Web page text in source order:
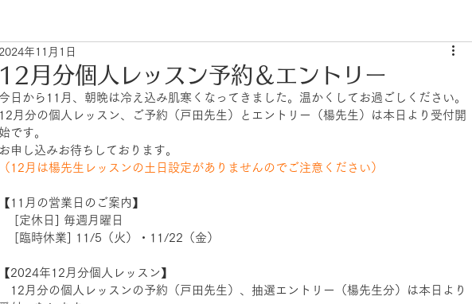
コンサート
12月分個人レッスン予約＆エントリー
2024年11月1日
今日から11月、朝晩は冷え込み肌寒くなってきました。温かくしてお過ごしください。
12月分の個人レッスン、ご予約（戸田先生）とエントリー（楊先生）は本日より受付開
始です。
お申し込みお待ちしております。
（12月は楊先生レッスンの土日設定がありませんのでご注意ください）
【11月の営業日のご案内】
[定休日] 毎週月曜日
[臨時休業] 11/5（火）・11/22（金）
【2024年12月分個人レッスン】
12月分の個人レッスンの予約（戸田先生）、抽選エントリー（楊先生分）は本日より